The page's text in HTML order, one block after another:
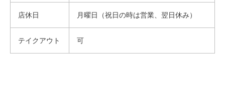
店休日 月曜日（祝日の時は営業、翌日休み）
テイクアウト 可